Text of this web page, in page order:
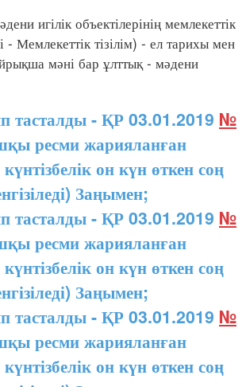
игілік объектілерінің мемлекеттік
- Мемлекеттік тізілім) - ел тарихы мен
мәні бар ұлттық - мәдени
тасталды - ҚР 03.01.2019 №
ресми жарияланған
он күн өткен соң
Заңымен;
тасталды - ҚР 03.01.2019 №
ресми жарияланған
он күн өткен соң
Заңымен;
тасталды - ҚР 03.01.2019 №
ресми жарияланған
он күн өткен соң